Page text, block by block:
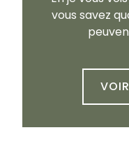
vous savez